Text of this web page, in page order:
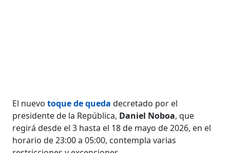
El nuevotoque de queda decretado por el
presidente de la República, Daniel Noboa, que
regirá desde el 3 hasta el 18 de mayo de 2026, en el
horario de 23:00 a 05:00, contempla varias